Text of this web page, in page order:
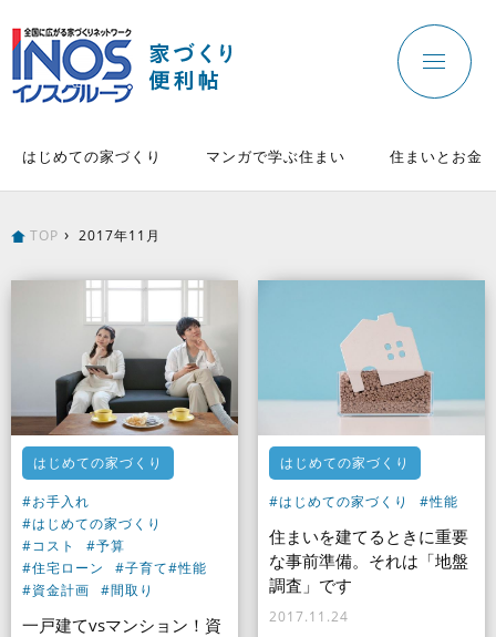
はじめての家づくり マンガで学ぶ住まい 住まいとお金
TOP 2017年11月
はじめての家づくり
#お手入れ
#はじめての家づくり
#コスト
#予算
#住宅ローン
#子育て#性能
#資金計画
#間取り
一戸建てvsマンション！資
はじめての家づくり
#はじめての家づくり #性能
住まいを建てるときに重要
な事前準備。それは「地盤
調査」です
2017.11.24